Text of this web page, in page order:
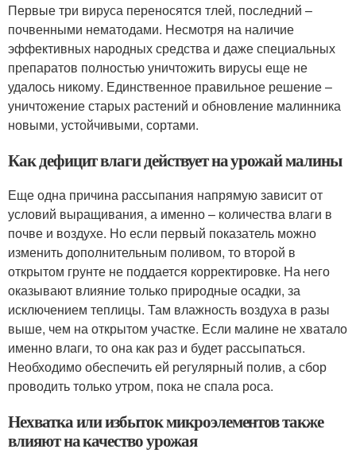
Первые три вируса переносятся тлей, последний –
почвенными нематодами. Несмотря на наличие
эффективных народных средства и даже специальных
препаратов полностью уничтожить вирусы еще не
удалось никому. Единственное правильное решение –
уничтожение старых растений и обновление малинника
новыми, устойчивыми, сортами.
Как дефицит влаги действует на урожай малины
Еще одна причина рассыпания напрямую зависит от
условий выращивания, а именно – количества влаги в
почве и воздухе. Но если первый показатель можно
изменить дополнительным поливом, то второй в
открытом грунте не поддается корректировке. На него
оказывают влияние только природные осадки, за
исключением теплицы. Там влажность воздуха в разы
выше, чем на открытом участке. Если малине не хватало
именно влаги, то она как раз и будет рассыпаться.
Необходимо обеспечить ей регулярный полив, а сбор
проводить только утром, пока не спала роса.
Нехватка или избыток микроэлементов также
влияют на качество урожая